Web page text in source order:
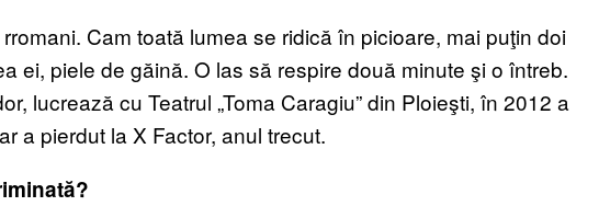
Cam toată lumea se ridică în picioare, mai puţin doi
ei, piele de găină. O las să respire două minute şi o întreb.
lucrează cu Teatrul „Toma Caragiu” din Ploieşti, în 2012 a
a pierdut la X Factor, anul trecut.